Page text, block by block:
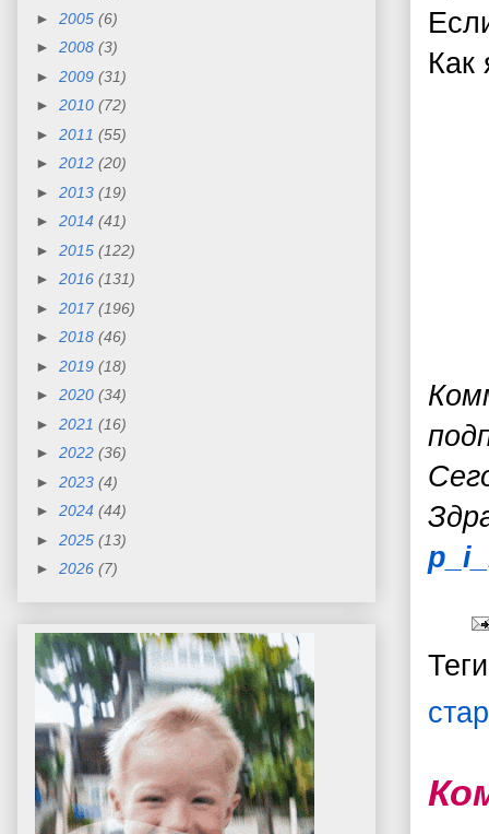
Как
З
► 2005 (6)
► 2008 (3)
► 2009 (31)
► 2010 (72)
► 2011 (55)
► 2012 (20)
► 2013 (19)
► 2014 (41)
► 2015 (122)
► 2016 (131)
► 2017 (196)
► 2018 (46)
► 2019 (18)
► 2020 (34)
► 2021 (16)
► 2022 (36)
► 2023 (4)
► 2024 (44)
► 2025 (13)
► 2026 (7)